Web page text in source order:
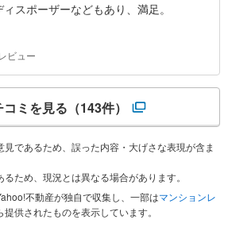
スポーザーなどもあり、満足。
ビュー
ミを見る （143件）
であるため、誤った内容・大げさな表現が含ま
ため、現況とは異なる場合があります。
不動産が独自で収集し、一部はマンションレ
提供されたものを表示しています。